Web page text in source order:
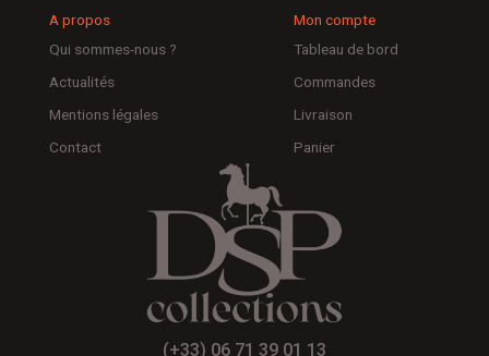
A propos
Qui sommes-nous ?
Actualités
Mentions légales
Contact
Mon compte
Tableau de bord
Commandes
Livraison
Panier
(+33) 06 71 39 01 13